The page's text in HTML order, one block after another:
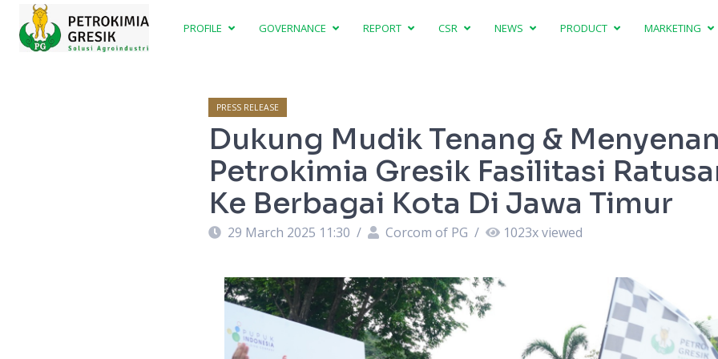
PROFILE GOVERNANCE REPORT CSR NEWS PRODUCT MARKETING
PRESS RELEASE
Dukung Mudik Tenang &
Petrokimia Gresik Fasilitasi
Ke Berbagai Kota Di Jawa Timur
29 March 2025 11:30 / Corcom of PG / 1023x viewed